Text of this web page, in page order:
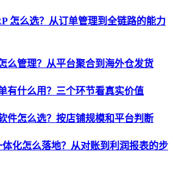
怎么选？从订单管理到全链路的能力
么管理？从平台聚合到海外仓发货
有什么用？三个环节看真实价值
件怎么选？按店铺规模和平台判断
体化怎么落地？从对账到利润报表的步